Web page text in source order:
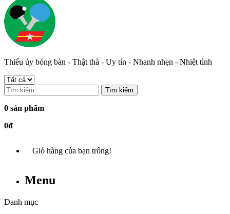
Thiếu úy bóng bàn - Thật thà - Uy tín - Nhanh nhẹn - Nhiệt tình
Tìm kiếm
0 sản phẩm
0đ
Giỏ hàng của bạn trống!
Menu
Danh mục